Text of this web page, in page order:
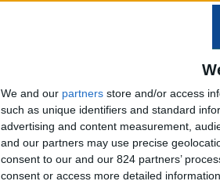
We and our partners store and/or access
such as unique identifiers and standard
advertising and content measurement,
and our partners may use precise
consent to our and our 824 partners’
consent or access more detailed